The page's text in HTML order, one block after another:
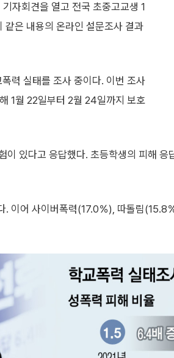
자회견을 열고 전국 초중고교생 1
은 내용의 온라인 설문조사 결과
력 실태를 조사 중이다. 이번 조사
1월 22일부터 2월 24일까지 보호
이 있다고 응답했다. 초등학생의 피해
이어 사이버폭력(17.0％), 따돌림(15.8